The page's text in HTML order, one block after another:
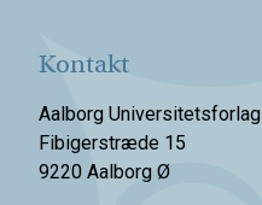
Kontakt
Aalborg Universitetsforlag
Fibigerstræde 15
9220 Aalborg Ø